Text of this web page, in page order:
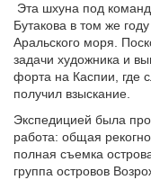
Эта шхуна под
Бутакова в том же
Аральского моря.
задачи художника и
форта на Каспии, где
получил взыскание.
Экспедицией была
работа: общая
полная съемка
группа островов